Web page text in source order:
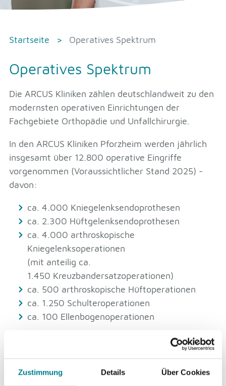
Zustimmung Details Über Cookies
Startseite Operatives Spektrum
Operatives Spektrum
Die ARCUS Kliniken zählen deutschlandweit zu den
modernsten operativen Einrichtungen der
Fachgebiete Orthopädie und Unfallchirurgie.
In den ARCUS Kliniken Pforzheim werden jährlich
insgesamt über 12.800 operative Eingriffe
vorgenommen (Voraussichtlicher Stand 2025) -
davon:
ca. 4.000 Kniegelenksendoprothesen
ca. 2.300 Hüftgelenksendoprothesen
ca. 4.000 arthroskopische
Kniegelenksoperationen
(mit anteilig ca.
1.450 Kreuzbandersatzoperationen)
ca. 500 arthroskopische Hüftoperationen
ca. 1.250 Schulteroperationen
ca. 100 Ellenbogenoperationen
Die herausragende medizinische Qualität der
ARCUS Kliniken ist das Resultat aus konsequenter
Spezialisierung und jahrelanger Erfahrung.